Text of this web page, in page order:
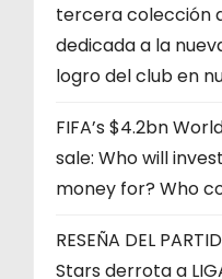
tercera colección
dedicada a la
logro del club en
FIFA’s $4.2bn
sale: Who will
money for? Who
RESEÑA DEL
Stars derrota a